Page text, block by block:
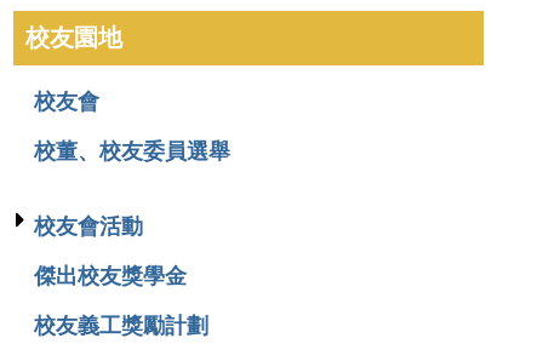
校友園地
校友會
校董、校友委員選舉
校友會活動
傑出校友獎學金
校友義工獎勵計劃